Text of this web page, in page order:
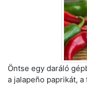
Öntse egy daráló
a jalapeño paprikát, a